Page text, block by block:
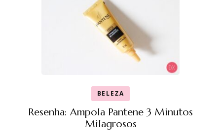
BELEZA
Resenha: Ampola Pantene 3 Minutos
Milagrosos